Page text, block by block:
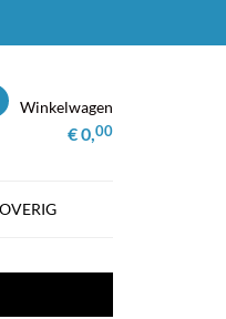
Winkelwagen
€ 0,00
OVERIG